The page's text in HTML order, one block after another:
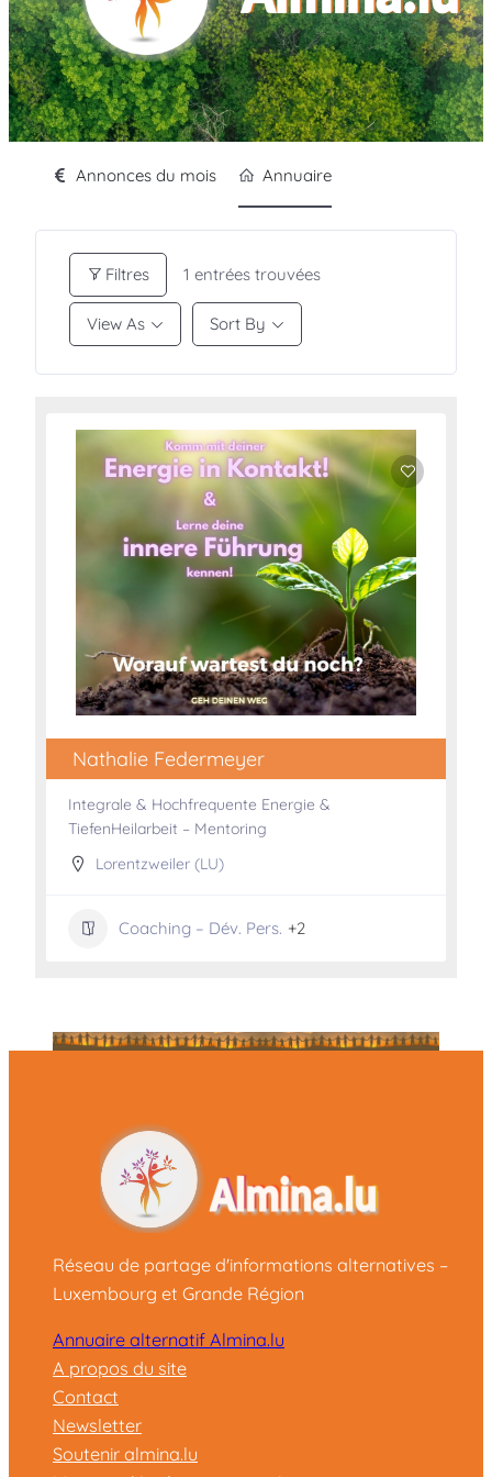
Annonces du mois Annuaire
Filtres 1 entrées trouvées
View As Sort By
Nathalie Federmeyer
Integrale & Hochfrequente Energie &
TiefenHeilarbeit – Mentoring
Lorentzweiler (LU)
Coaching – Dév. Pers. +2
Réseau de partage d'informations alternatives –
Luxembourg et Grande Région
Annuaire alternatif Almina.lu
A propos du site
Contact
Newsletter
Soutenir almina.lu